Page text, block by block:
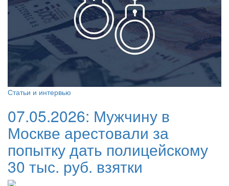
Статьи и интервью
07.05.2026: Мужчину в
Москве арестовали за
попытку дать полицейскому
30 тыс. руб. взятки